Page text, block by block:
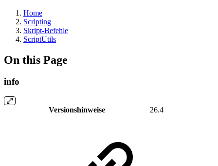
Home
Scripting
Skript-Befehle
ScriptUtils
On this Page
info
Versionshinweise 26.4